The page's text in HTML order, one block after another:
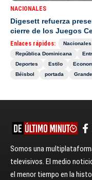
NACIONALES
Digesett refuerza
cierre de los Juegos
Enlaces rápidos: Nacionales
República Dominicana
Deportes
Estilo
Béisbol
portada
Somos una
televisivos. El medio
el menor tiempo en la